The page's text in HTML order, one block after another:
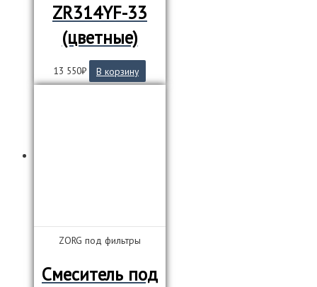
ZR314YF-33
(цветные)
13 550₽ В корзину
ZORG под фильтры
Смеситель под